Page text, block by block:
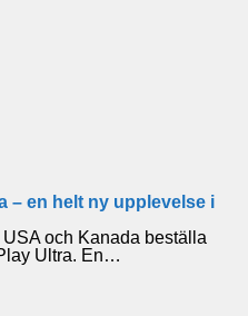
– en helt ny upplevelse i
och Kanada beställa
Ultra. En…